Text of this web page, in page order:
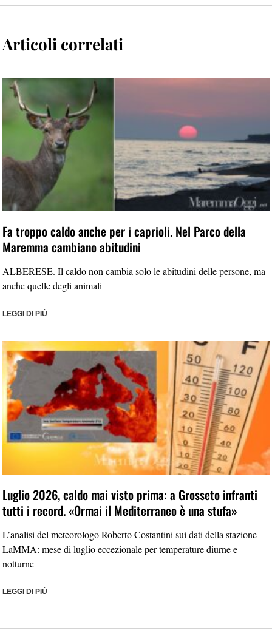
Articoli correlati
Fa troppo caldo anche per i caprioli. Nel Parco della
Maremma cambiano abitudini
ALBERESE. Il caldo non cambia solo le abitudini delle persone, ma
anche quelle degli animali
LEGGI DI PIÙ
Luglio 2026, caldo mai visto prima: a Grosseto infranti
tutti i record. «Ormai il Mediterraneo è una stufa»
L’analisi del meteorologo Roberto Costantini sui dati della stazione
LaMMA: mese di luglio eccezionale per temperature diurne e
notturne
LEGGI DI PIÙ